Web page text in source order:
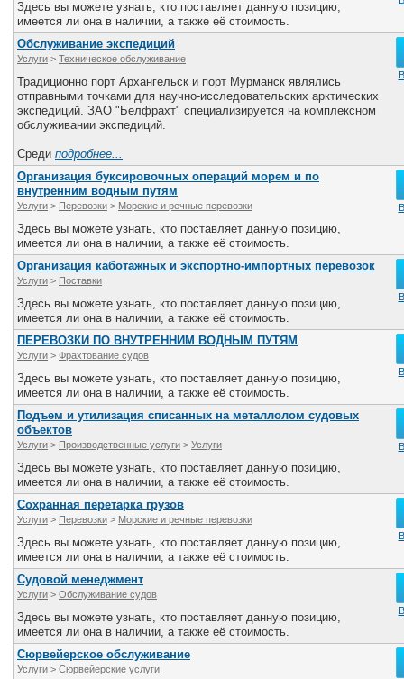
Здесь вы можете узнать, кто поставляет данную позицию,
имеется ли она в наличии, а также её стоимость.
Обслуживание экспедиций
Услуги > Техническое обслуживание
Традиционно порт Архангельск и порт Мурманск являлись
отправными точками для научно-исследовательских арктических
экспедиций. ЗАО "Белфрахт" специализируется на комплексном
обслуживании экспедиций.
Среди подробнее...
Организация буксировочных операций морем и по
внутренним водным путям
Услуги > Перевозки > Морские и речные перевозки
Здесь вы можете узнать, кто поставляет данную позицию,
имеется ли она в наличии, а также её стоимость.
Организация каботажных и экспортно-импортных перевозок
Услуги > Поставки
Здесь вы можете узнать, кто поставляет данную позицию,
имеется ли она в наличии, а также её стоимость.
ПЕРЕВОЗКИ ПО ВНУТРЕННИМ ВОДНЫМ ПУТЯМ
Услуги > Фрахтование судов
Здесь вы можете узнать, кто поставляет данную позицию,
имеется ли она в наличии, а также её стоимость.
Подъем и утилизация списанных на металлолом судовых
объектов
Услуги > Производственные услуги > Услуги
Здесь вы можете узнать, кто поставляет данную позицию,
имеется ли она в наличии, а также её стоимость.
Сохранная перетарка грузов
Услуги > Перевозки > Морские и речные перевозки
Здесь вы можете узнать, кто поставляет данную позицию,
имеется ли она в наличии, а также её стоимость.
Судовой менеджмент
Услуги > Обслуживание судов
Здесь вы можете узнать, кто поставляет данную позицию,
имеется ли она в наличии, а также её стоимость.
Сюрвейерское обслуживание
Услуги > Сюрвейерские услуги